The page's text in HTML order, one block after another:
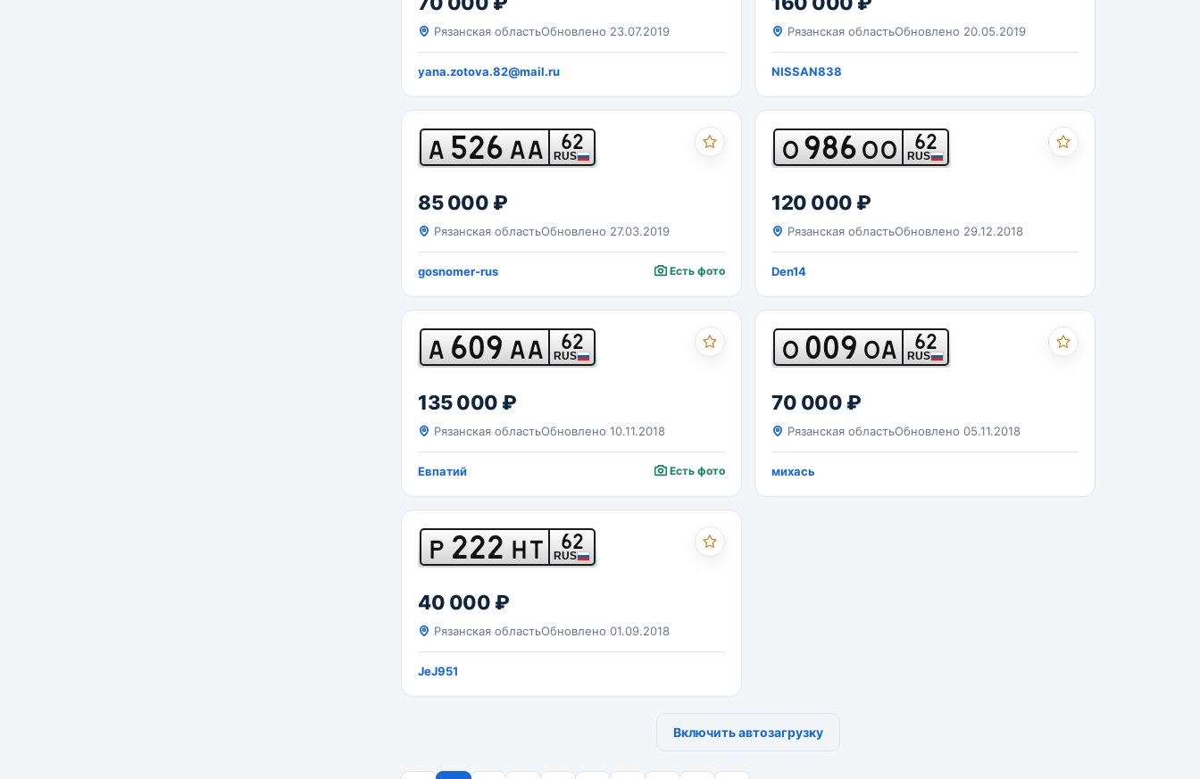
Рязанская областьОбновлено 23.07.2019
yana.zotova.82@mail.ru
Рязанская областьОбновлено 20.05.2019
NISSAN838
А 526 АА 62
RUS
85 000 ₽
Рязанская областьОбновлено 27.03.2019
gosnomer-rus Есть фото
О986ОО 62
RUS
120 000 ₽
Рязанская областьОбновлено 29.12.2018
Den14
А 609 АА 62
RUS
135 000 ₽
Рязанская областьОбновлено 10.11.2018
Евпатий Есть фото
О 009 ОА 62
RUS
70 000 ₽
Рязанская областьОбновлено 05.11.2018
михась
Р 222 НТ 62
RUS
40 000 ₽
Рязанская областьОбновлено 01.09.2018
JeJ951
Включить автозагрузку